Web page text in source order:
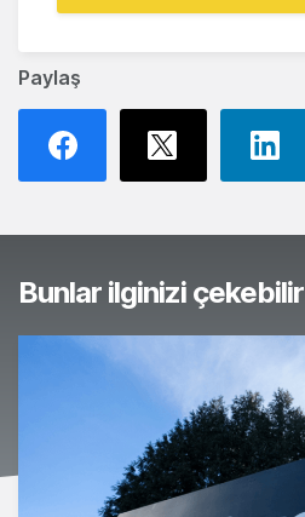
Paylaş
Bunlar ilginizi çekebilir